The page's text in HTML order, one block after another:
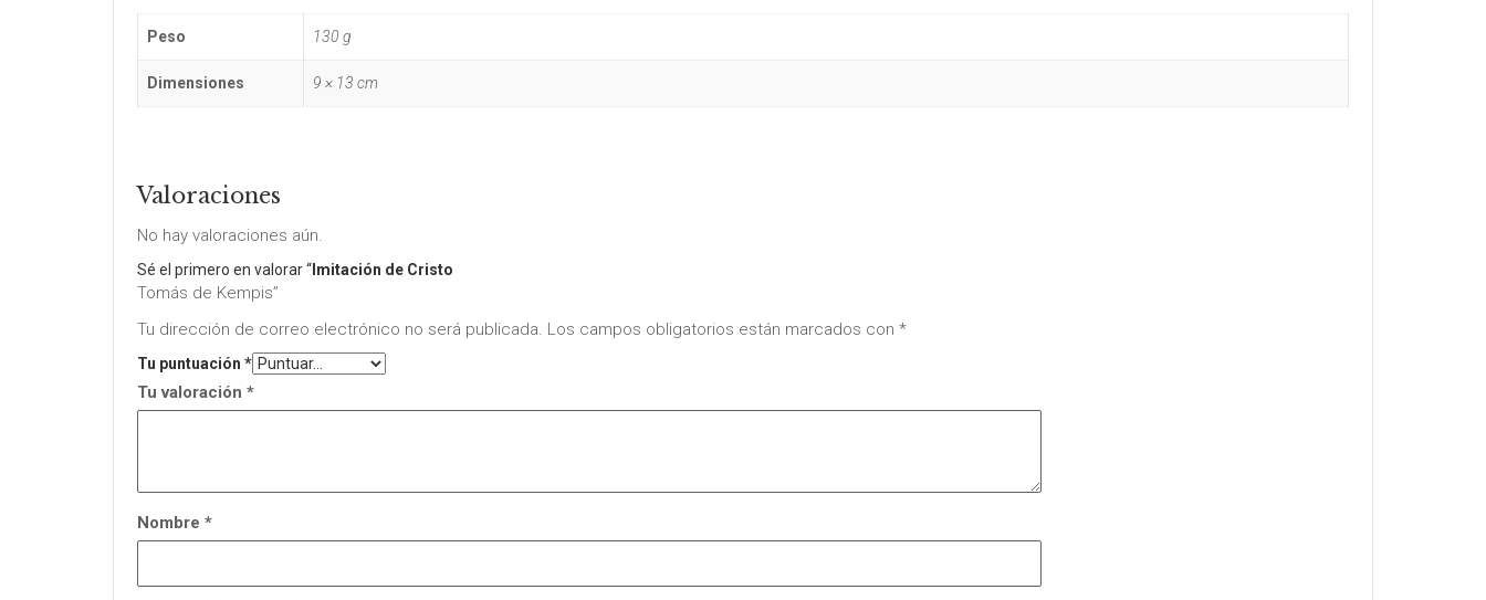
Peso 130 g
Dimensiones 9 × 13 cm
Valoraciones
No hay valoraciones aún.
Sé el primero en valorar “ Imitación de Cristo
Tomás de Kempis”
Tu dirección de correo electrónico no será publicada. Los campos obligatorios están marcados con *
Tu puntuación *
Tu valoración *
Nombre *